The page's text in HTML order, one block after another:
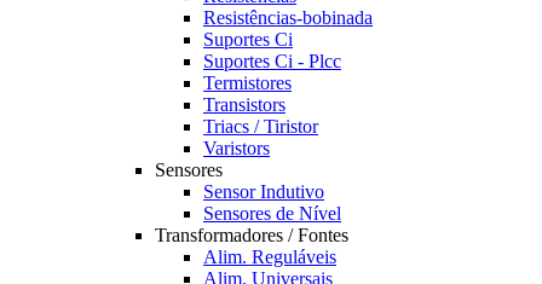
Resistências-bobinada
Suportes Ci
Suportes Ci - Plcc
Termistores
Transistors
Triacs / Tiristor
Varistors
Sensores
Sensor Indutivo
Sensores de Nível
Transformadores / Fontes
Alim. Reguláveis
Alim. Universais